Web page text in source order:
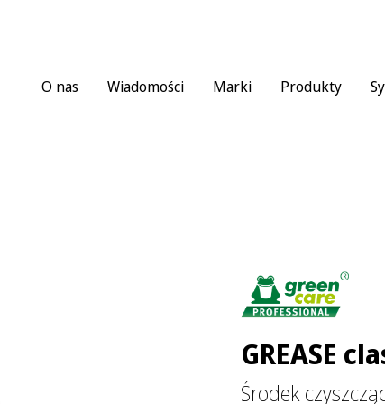
O nas Wiadomości Marki Produkty
GREASE
Środek